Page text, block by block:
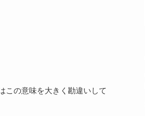
この意味を大きく勘違いして